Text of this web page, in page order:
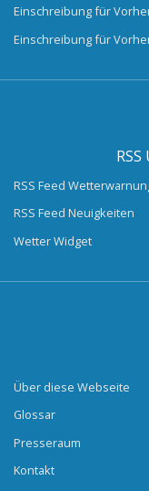
Einschreibung für
Einschreibung für
RSS Feed
RSS Feed Neuigkeiten
Wetter Widget
Über diese Webseite
Glossar
Presseraum
Kontakt